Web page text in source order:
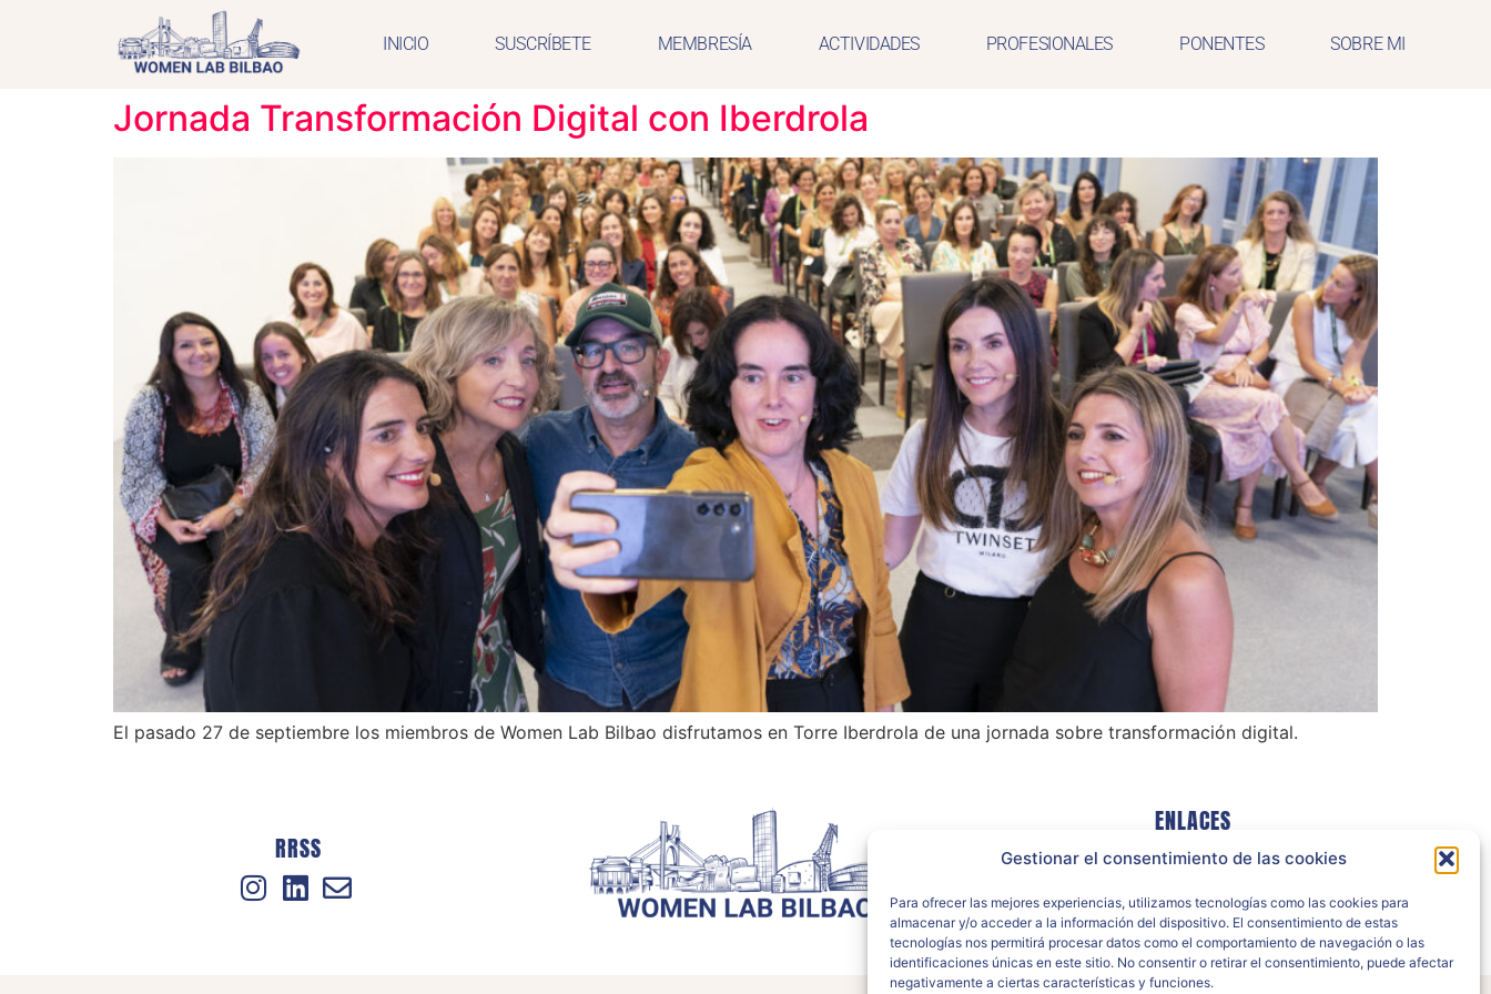
Gestionar el consentimiento de las cookies
Para ofrecer las mejores experiencias, utilizamos tecnologías como las cookies para
almacenar y/o acceder a la información del dispositivo. El consentimiento de estas
tecnologías nos permitirá procesar datos como el comportamiento de navegación o las
identificaciones únicas en este sitio. No consentir o retirar el consentimiento, puede afectar
negativamente a ciertas características y funciones.
INICIO SUSCRÍBETE MEMBRESÍA ACTIVIDADES PROFESIONALES PONENTES SOBRE MI
Jornada Transformación Digital con Iberdrola
El pasado 27 de septiembre los miembros de Women Lab Bilbao disfrutamos en Torre Iberdrola de una jornada sobre transformación digital.
RRSS
ENLACES
POLITICA DE COOKIES